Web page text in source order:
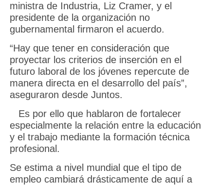
ministra de Industria, Liz Cramer, y el
presidente de la organización no
gubernamental firmaron el acuerdo.
“Hay que tener en consideración que
proyectar los criterios de inserción en el
futuro laboral de los jóvenes repercute de
manera directa en el desarrollo del país”,
aseguraron desde Juntos.
Es por ello que hablaron de fortalecer
especialmente la relación entre la educación
y el trabajo mediante la formación técnica
profesional.
Se estima a nivel mundial que el tipo de
empleo cambiará drásticamente de aquí a